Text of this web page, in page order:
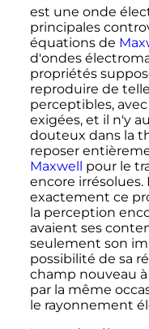
est une onde
principales
équations de
d'ondes
propriétés
reproduire de
perceptibles,
exigées, et il n'y
douteux dans la
reposer
Maxwell pour le
encore irrésolues.
exactement ce
la perception
avaient ses
seulement son
possibilité de sa
champ nouveau
par la même
le rayonnement